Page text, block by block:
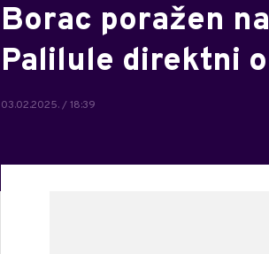
Borac poražen
Palilule direktni
03.02.2025. / 18:39